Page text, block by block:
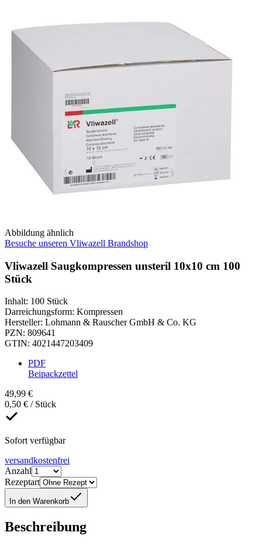
Abbildung ähnlich
Besuche unseren Vliwazell Brandshop
Vliwazell Saugkompressen unsteril 10x10 cm 100
Stück
Inhalt: 100 Stück
Darreichungsform: Kompressen
Hersteller: Lohmann & Rauscher GmbH & Co. KG
PZN: 809641
GTIN: 4021447203409
PDF
Beipackzettel
49,99 €
0,50 € / Stück
Sofort verfügbar
versandkostenfrei
Anzahl
Rezeptart
In den Warenkorb
Beschreibung